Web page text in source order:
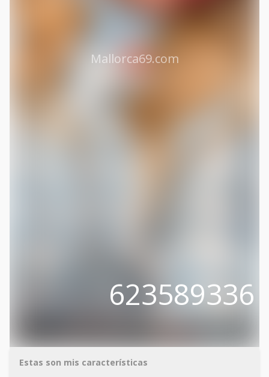
Mallorca69.com
623589336
Estas son mis características